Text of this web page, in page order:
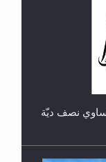
نصف ديّة